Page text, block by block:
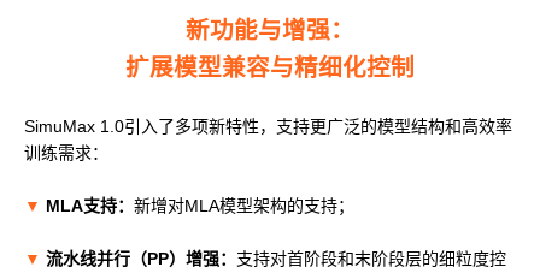
新功能与增强：
扩展模型兼容与精细化控制
SimuMax 1.0引入了多项新特性，支持更广泛的模型结构和高效率
训练需求：
▼ MLA支持： 新增对MLA模型架构的支持；
▼ 流水线并行（PP）增强： 支持对首阶段和末阶段层的细粒度控